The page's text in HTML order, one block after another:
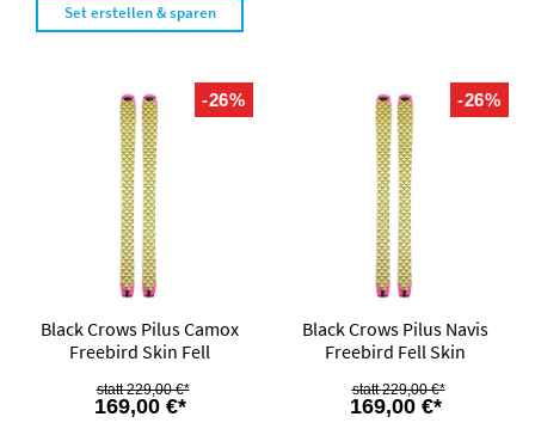
Set erstellen & sparen
-26%
Black Crows Pilus Camox
Freebird Skin Fell
169,00 €*
229,00 €*
-26%
Black Crows Pilus Navis
Freebird Fell Skin
169,00 €*
229,00 €*